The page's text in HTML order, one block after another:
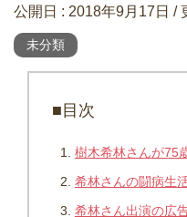
公開日 : 2018年9月17日 /
未分類
■目次
樹木希林さんが75
希林さんの闘病生
希林さん出演の広